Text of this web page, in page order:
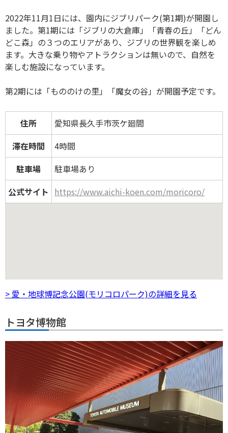
2022年11月1日には、園内にジブリパーク(第1期)が開園し
ました。第1期には「ジブリの大倉庫」「青春の丘」「どん
どこ森」の３つのエリアがあり、ジブリの世界観を楽しめ
ます。大きな乗り物やアトラクションは無いので、自然を
楽しむ施設になっています。
第2期には「もののけの里」「魔女の谷」が開園予定です。
住所
愛知県長久手市茨ケ廻間
滞在時間
4時間
駐車場
駐車場あり
公式サイト https://www.aichi-koen.com/moricoro/
> 愛・地球博記念公園(モリコロパーク)の詳細を見る
トヨタ博物館